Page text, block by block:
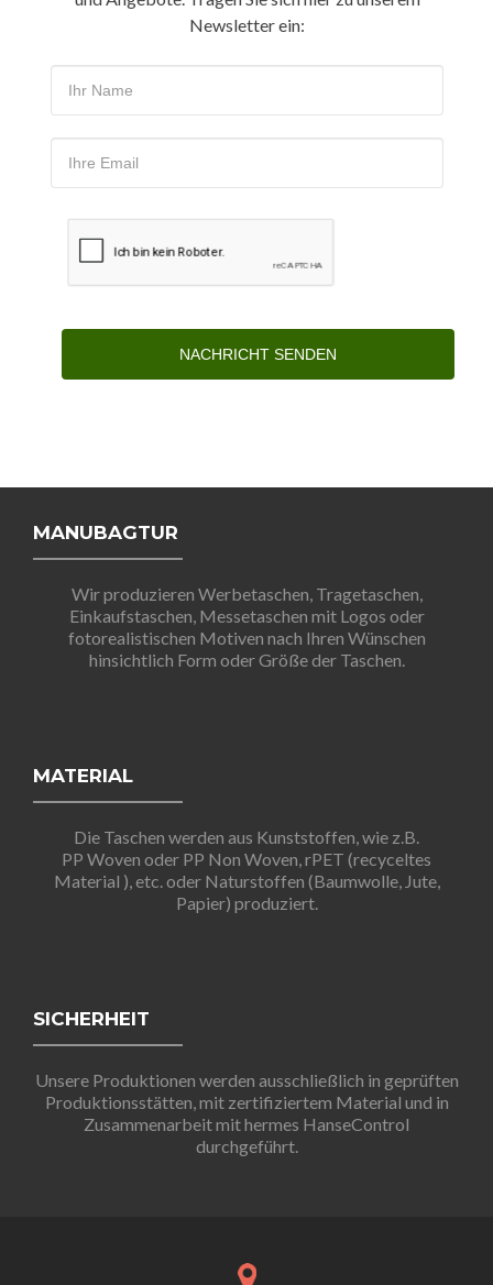
Newsletter ein:
NACHRICHT SENDEN
MANUBAGTUR
Wir produzieren Werbetaschen, Tragetaschen,
Einkaufstaschen, Messetaschen mit Logos oder
fotorealistischen Motiven nach Ihren Wünschen
hinsichtlich Form oder Größe der Taschen.
MATERIAL
Die Taschen werden aus Kunststoffen, wie z.B.
PP Woven oder PP Non Woven, rPET (recyceltes
Material ), etc. oder Naturstoffen (Baumwolle, Jute,
Papier) produziert.
SICHERHEIT
Unsere Produktionen werden ausschließlich in geprüften
Produktionsstätten, mit zertifiziertem Material und in
Zusammenarbeit mit hermes HanseControl
durchgeführt.